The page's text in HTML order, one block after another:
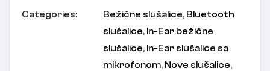
Categories: Bežične slušalice, Bluetooth
slušalice, In-Ear bežične
slušalice, In-Ear slušalice sa
mikrofonom, Nove slušalice,